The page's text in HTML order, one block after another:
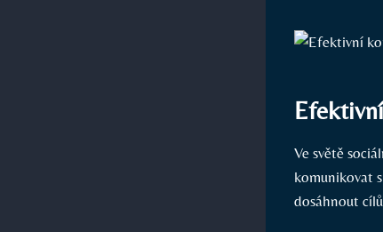
Ve⁤ světě
komunikovat
dosáhnout